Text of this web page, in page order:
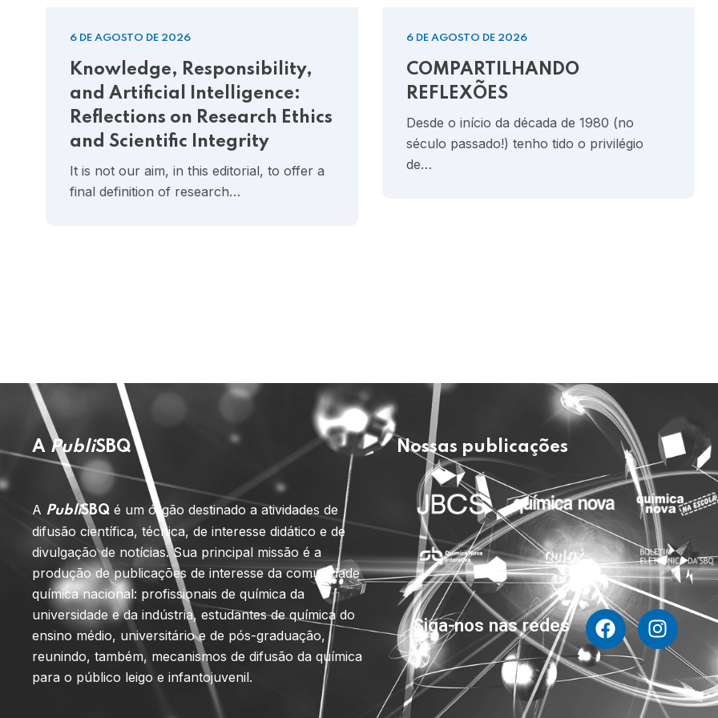
6 DE AGOSTO DE 2026
Knowledge, Responsibility,
and Artificial Intelligence:
Reflections on Research Ethics
and Scientific Integrity
It is not our aim, in this editorial, to offer a
final definition of research…
6 DE AGOSTO DE 2026
COMPARTILHANDO
REFLEXÕES
Desde o início da década de 1980 (no
século passado!) tenho tido o privilégio
de…
A PubliSBQ
A PubliSBQ é um órgão destinado a atividades de
difusão científica, técnica, de interesse didático e de
divulgação de notícias. Sua principal missão é a
produção de publicações de interesse da comunidade
química nacional: profissionais de química da
universidade e da indústria, estudantes de química do
ensino médio, universitário e de pós-graduação,
reunindo, também, mecanismos de difusão da química
para o público leigo e infantojuvenil.
Nossas publicações
Siga-nos nas redes